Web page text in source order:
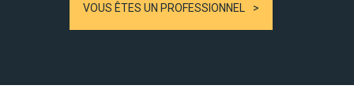
VOUS ÊTES UN PROFESSIONNEL